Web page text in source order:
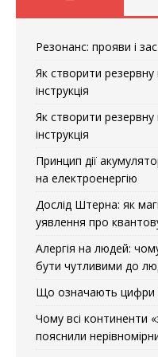
Резонанс: прояви і
Як створити
інструкція
Як створити
інструкція
Принцип дії
на електроенергію
Дослід Штерна: як
уявлення про
Алергія на людей:
бути чутливими до
Що означають цифри
Чому всі континенти
пояснили